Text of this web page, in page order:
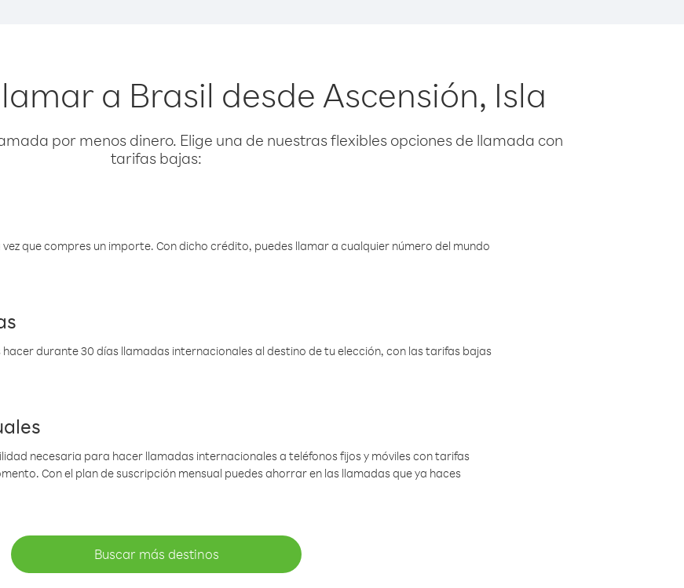
a Brasil desde Ascensión, Isla
por menos dinero. Elige una de nuestras flexibles opciones de llamada con
tarifas bajas:
que compres un importe. Con dicho crédito, puedes llamar a cualquier número del mundo
durante 30 días llamadas internacionales al destino de tu elección, con las tarifas bajas
necesaria para hacer llamadas internacionales a teléfonos fijos y móviles con tarifas
Con el plan de suscripción mensual puedes ahorrar en las llamadas que ya haces
Buscar más destinos